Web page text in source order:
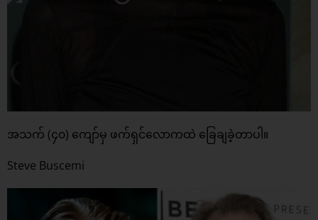
အသက် (၄၀) ကျော်မှ ဖက်ရှင်လောကထဲ ခြေချခဲ့တာပါ။
Steve Buscemi